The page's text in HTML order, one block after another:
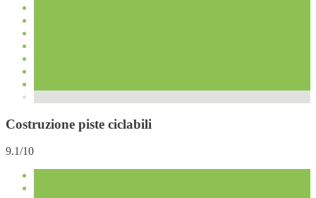
Costruzione piste ciclabili
9.1/10